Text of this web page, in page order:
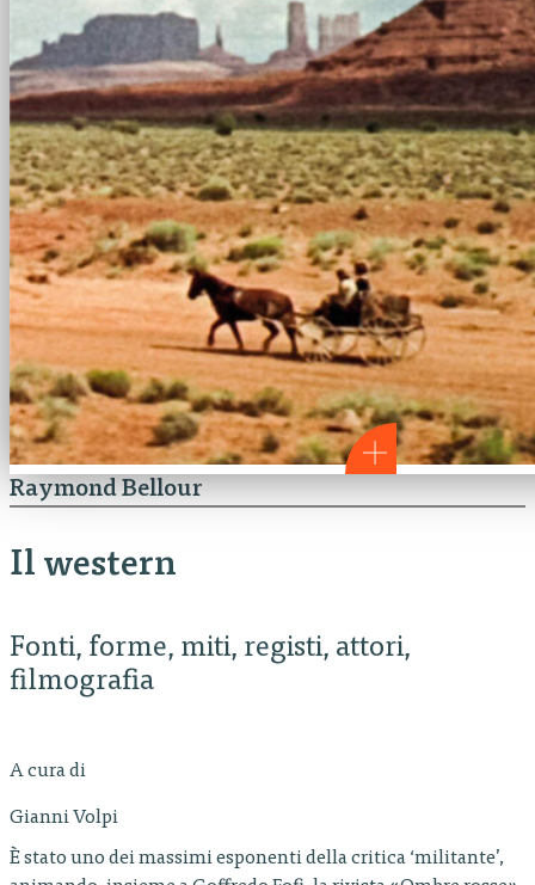
Raymond Bellour
Il western
Fonti, forme, miti, registi, attori,
filmografia
A cura di
Gianni Volpi
È stato uno dei massimi esponenti della critica ʻmilitanteʼ,